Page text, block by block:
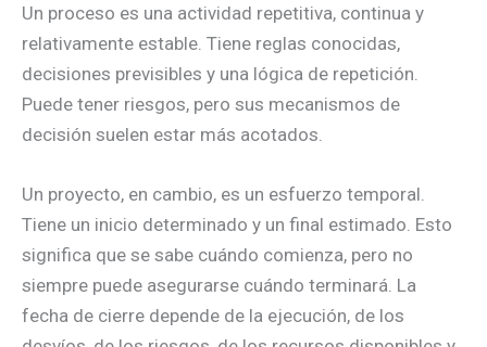
Un proceso es una actividad repetitiva, continua y
relativamente estable. Tiene reglas conocidas,
decisiones previsibles y una lógica de repetición.
Puede tener riesgos, pero sus mecanismos de
decisión suelen estar más acotados.
Un proyecto, en cambio, es un esfuerzo temporal.
Tiene un inicio determinado y un final estimado. Esto
significa que se sabe cuándo comienza, pero no
siempre puede asegurarse cuándo terminará. La
fecha de cierre depende de la ejecución, de los